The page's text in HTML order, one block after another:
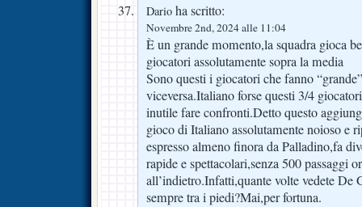
Dario ha scritto:
Novembre 2nd, 2024 alle 11:04
È un grande momento,la squadra gioca
giocatori assolutamente sopra la media
Sono questi i giocatori che fanno
viceversa.Italiano forse questi 3/4
inutile fare confronti.Detto questo
gioco di Italiano assolutamente noioso e
espresso almeno finora da Palladino,fa
rapide e spettacolari,senza 500 passaggi
all’indietro.Infatti,quante volte vedete De
sempre tra i piedi?Mai,per fortuna.